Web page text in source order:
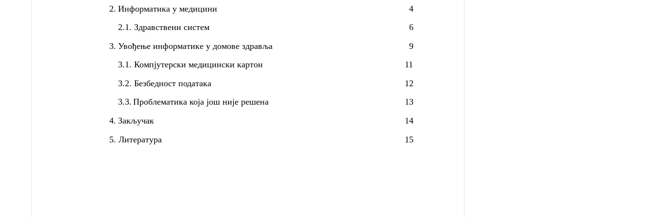
2. Информатика у медицини
4
2.1. Здравствени систем
6
3. Увођење информатике у домове здравља
9
3.1. Компјутерски медицински картон
11
3.2. Безбедност података
12
3.3. Проблематика која још није решена
13
4. Закључак
14
5. Литература
15